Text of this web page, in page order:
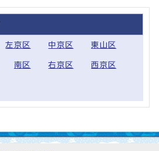
左京区 中京区 東山区
南区 右京区 西京区